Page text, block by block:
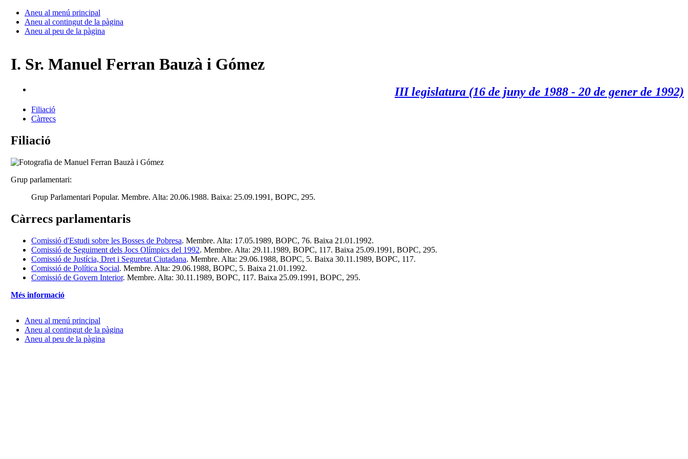
Aneu al menú principal
Aneu al contingut de la pàgina
Aneu al peu de la pàgina
I. Sr. Manuel Ferran Bauzà i Gómez
III legislatura (16 de juny de 1988 - 20 de gener de 1992)
Filiació
Càrrecs
Filiació
Grup parlamentari:
Grup Parlamentari Popular. Membre. Alta: 20.06.1988. Baixa: 25.09.1991, BOPC, 295.
Càrrecs parlamentaris
Comissió d'Estudi sobre les Bosses de Pobresa. Membre. Alta: 17.05.1989, BOPC, 76. Baixa 21.01.1992.
Comissió de Seguiment dels Jocs Olímpics del 1992. Membre. Alta: 29.11.1989, BOPC, 117. Baixa 25.09.1991, BOPC, 295.
Comissió de Justícia, Dret i Seguretat Ciutadana. Membre. Alta: 29.06.1988, BOPC, 5. Baixa 30.11.1989, BOPC, 117.
Comissió de Política Social. Membre. Alta: 29.06.1988, BOPC, 5. Baixa 21.01.1992.
Comissió de Govern Interior. Membre. Alta: 30.11.1989, BOPC, 117. Baixa 25.09.1991, BOPC, 295.
Més informació
Aneu al menú principal
Aneu al contingut de la pàgina
Aneu al peu de la pàgina